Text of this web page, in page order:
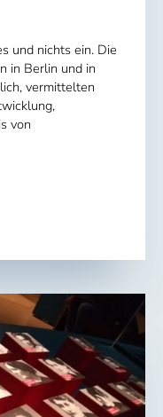
und nichts ein. Die
in Berlin und in
vermittelten
von